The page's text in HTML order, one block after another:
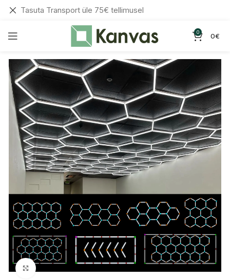
0 0€
Tasuta Transport üle 75€ tellimusel